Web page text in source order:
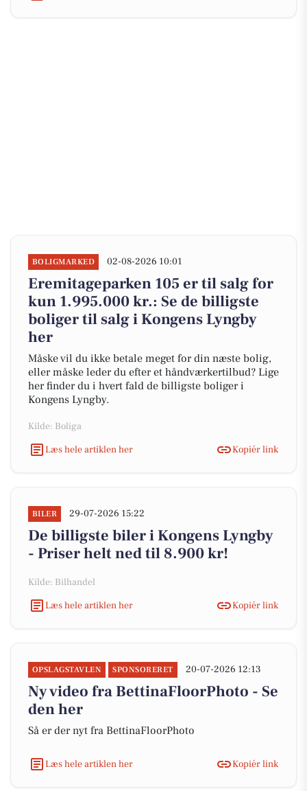
BOLIGMARKED 02-08-2026 10:01
Eremitageparken 105 er til salg for
kun 1.995.000 kr.: Se de billigste
boliger til salg i Kongens Lyngby
her
Måske vil du ikke betale meget for din næste bolig,
eller måske leder du efter et håndværkertilbud? Lige
her finder du i hvert fald de billigste boliger i
Kongens Lyngby.
Kilde: Boliga
Læs hele artiklen her
Kopiér link
BILER 29-07-2026 15:22
De billigste biler i Kongens Lyngby
- Priser helt ned til 8.900 kr!
Kilde: Bilhandel
Læs hele artiklen her
Kopiér link
OPSLAGSTAVLEN SPONSORERET 20-07-2026 12:13
Ny video fra BettinaFloorPhoto - Se
den her
Så er der nyt fra BettinaFloorPhoto
Læs hele artiklen her Kopiér link